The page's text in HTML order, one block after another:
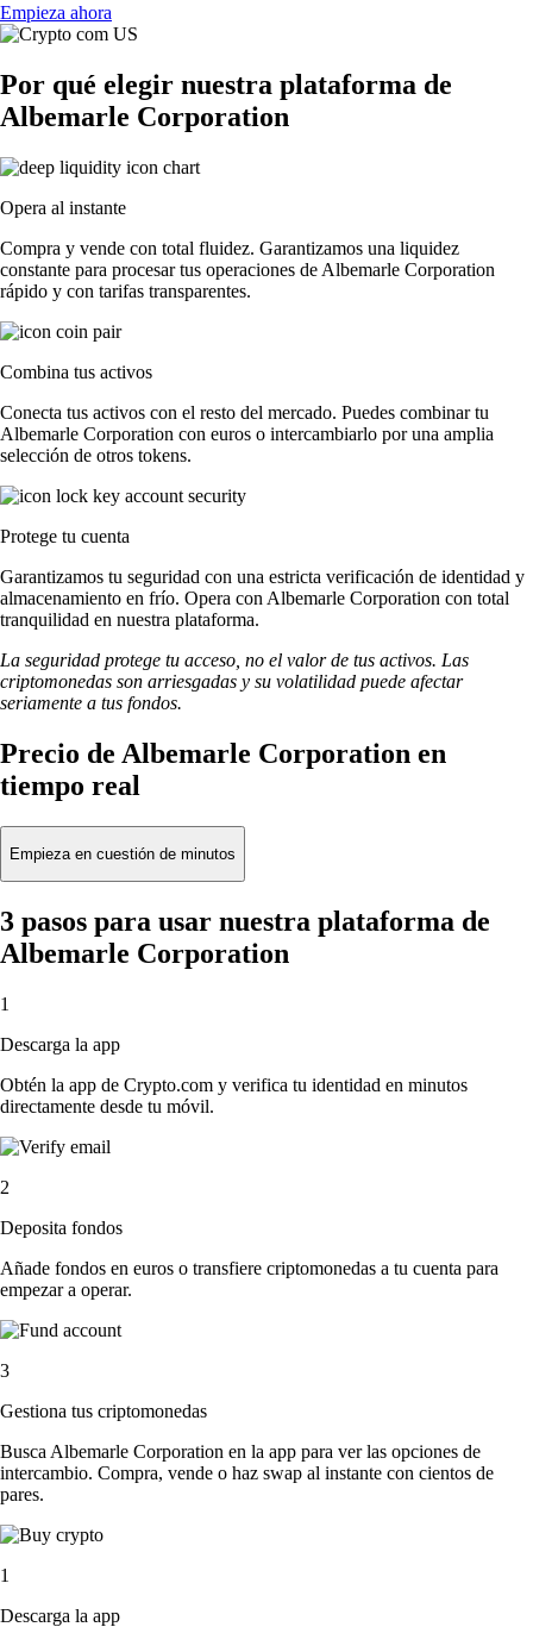
Empieza ahora
Por qué elegir nuestra plataforma de
Albemarle Corporation
Opera al instante
Compra y vende con total fluidez. Garantizamos una liquidez
constante para procesar tus operaciones de Albemarle Corporation
rápido y con tarifas transparentes.
Combina tus activos
Conecta tus activos con el resto del mercado. Puedes combinar tu
Albemarle Corporation con euros o intercambiarlo por una amplia
selección de otros tokens.
Protege tu cuenta
Garantizamos tu seguridad con una estricta verificación de identidad y
almacenamiento en frío. Opera con Albemarle Corporation con total
tranquilidad en nuestra plataforma.
La seguridad protege tu acceso, no el valor de tus activos. Las
criptomonedas son arriesgadas y su volatilidad puede afectar
seriamente a tus fondos.
Precio de Albemarle Corporation en
tiempo real
Empieza en cuestión de minutos
3 pasos para usar nuestra plataforma de
Albemarle Corporation
1
Descarga la app
Obtén la app de Crypto.com y verifica tu identidad en minutos
directamente desde tu móvil.
2
Deposita fondos
Añade fondos en euros o transfiere criptomonedas a tu cuenta para
empezar a operar.
3
Gestiona tus criptomonedas
Busca Albemarle Corporation en la app para ver las opciones de
intercambio. Compra, vende o haz swap al instante con cientos de
pares.
1
Descarga la app